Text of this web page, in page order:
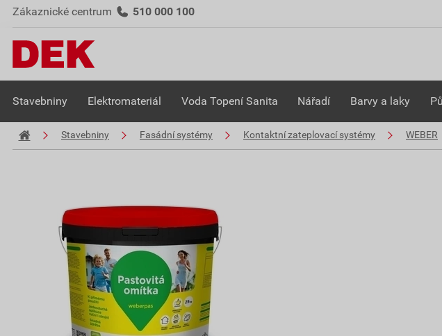
Zákaznické centrum 510 000 100
Stavebniny Elektromateriál Voda Topení Sanita Nářadí Barvy a laky
Stavebniny Fasádní systémy Kontaktní zateplovací systémy WEBER